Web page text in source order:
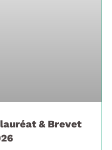
& Brevet